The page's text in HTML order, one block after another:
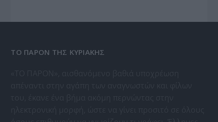
ΤΟ ΠΑΡΟΝ ΤΗΣ ΚΥΡΙΑΚΗΣ